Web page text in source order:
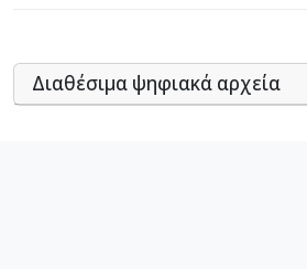
Διαθέσιμα ψηφιακά αρχεία